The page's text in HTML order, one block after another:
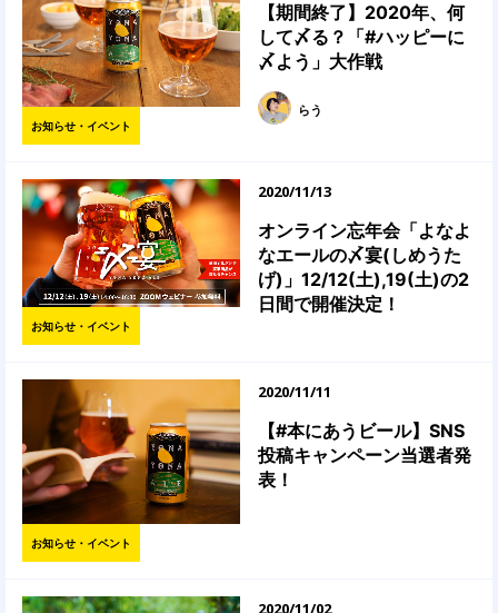
お知らせ・イベント
【期間終了】2020年、何
して〆る？「#ハッピーに
〆よう」大作戦
らう
お知らせ・イベント
2020/11/13
オンライン忘年会「よなよ
なエールの〆宴(しめうた
げ)」12/12(土),19(土)の2
日間で開催決定！
お知らせ・イベント
2020/11/11
【#本にあうビール】SNS
投稿キャンペーン当選者発
表！
2020/11/02